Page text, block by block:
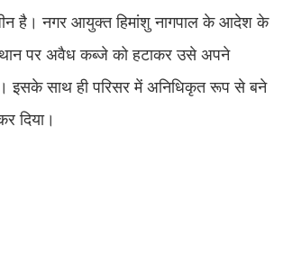
है। नगर आयुक्त हिमांशु नागपाल के आदेश के
पर अवैध कब्जे को हटाकर उसे अपने
इसके साथ ही परिसर में अनिधिकृत रूप से बने
दिया।